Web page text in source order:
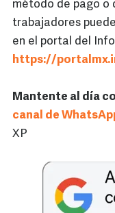
método de pago o
trabajadores
en el portal del
https://
Mantente al día
canal de
XP